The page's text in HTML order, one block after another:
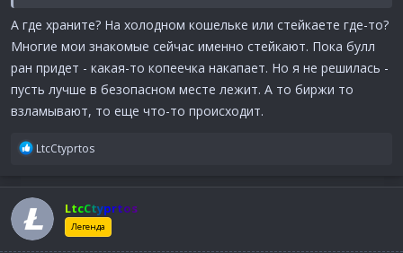
А где храните? На холодном кошельке или стейкаете где-то?
Многие мои знакомые сейчас именно стейкают. Пока булл
ран придет - какая-то копеечка накапает. Но я не решилась -
пусть лучше в безопасном месте лежит. А то биржи то
взламывают, то еще что-то происходит.
Р
к
ц
и
и
LtcCtyprtos
LtcCtyprtos
Легенда